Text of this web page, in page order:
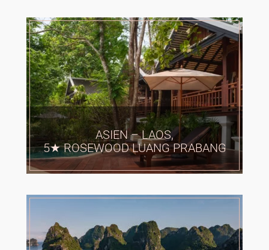
ASIEN – LAOS,
5★ ROSEWOOD LUANG PRABANG